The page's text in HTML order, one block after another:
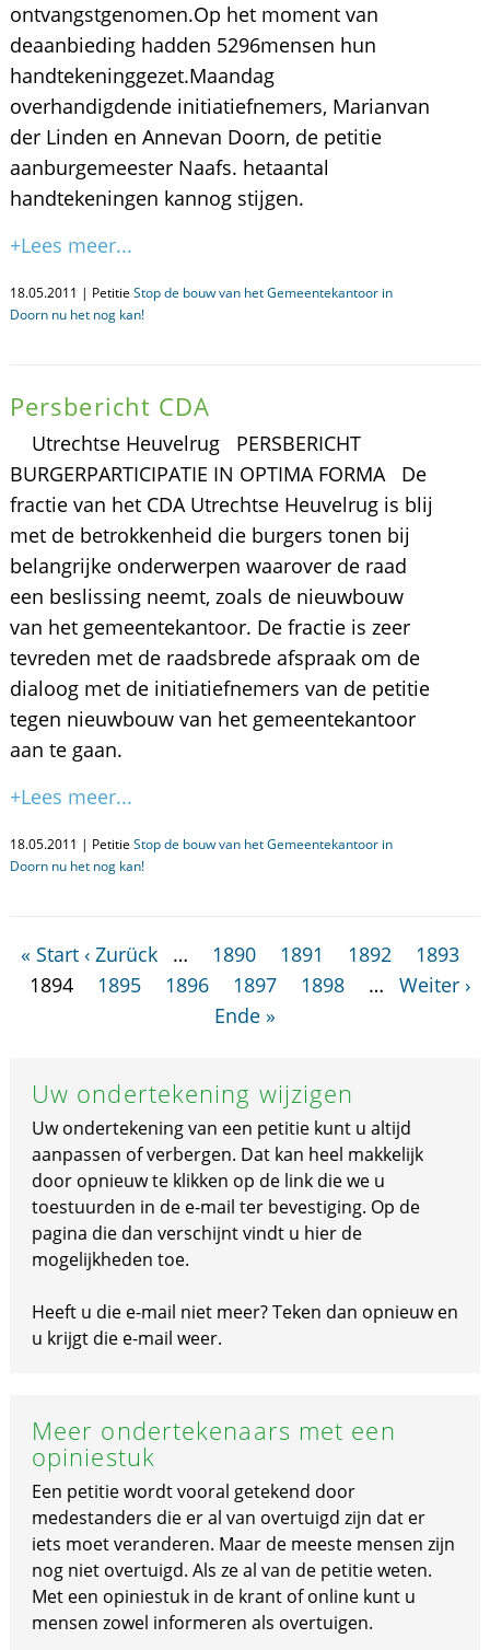
ontvangstgenomen.Op het moment van
deaanbieding hadden 5296mensen hun
handtekeninggezet.Maandag
overhandigdende initiatiefnemers, Marianvan
der Linden en Annevan Doorn, de petitie
aanburgemeester Naafs. hetaantal
handtekeningen kannog stijgen.
+Lees meer...
18.05.2011 | Petitie Stop de bouw van het Gemeentekantoor in
Doorn nu het nog kan!
Persbericht CDA
Utrechtse Heuvelrug PERSBERICHT
BURGERPARTICIPATIE IN OPTIMA FORMA De
fractie van het CDA Utrechtse Heuvelrug is blij
met de betrokkenheid die burgers tonen bij
belangrijke onderwerpen waarover de raad
een beslissing neemt, zoals de nieuwbouw
van het gemeentekantoor. De fractie is zeer
tevreden met de raadsbrede afspraak om de
dialoog met de initiatiefnemers van de petitie
tegen nieuwbouw van het gemeentekantoor
aan te gaan.
+Lees meer...
18.05.2011 | Petitie Stop de bouw van het Gemeentekantoor in
Doorn nu het nog kan!
« Start ‹ Zurück … 1890 1891 1892
1893
1894
1895 1896 1897 1898 …
Weiter ›
Ende »
Uw ondertekening wijzigen
Uw ondertekening van een petitie kunt u altijd
aanpassen of verbergen. Dat kan heel makkelijk
door opnieuw te klikken op de link die we u
toestuurden in de e-mail ter bevestiging. Op de
pagina die dan verschijnt vindt u hier de
mogelijkheden toe.
Heeft u die e-mail niet meer? Teken dan opnieuw en
u krijgt die e-mail weer.
Meer ondertekenaars met een
opiniestuk
Een petitie wordt vooral getekend door
medestanders die er al van overtuigd zijn dat er
iets moet veranderen. Maar de meeste mensen zijn
nog niet overtuigd. Als ze al van de petitie weten.
Met een opiniestuk in de krant of online kunt u
mensen zowel informeren als overtuigen.